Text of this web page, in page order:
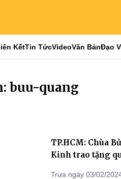
KếtTin TứcVideoVăn BảnĐạo
buu-quang
TP.HCM: Chùa
Kinh trao tặng
Trưa ngày 03/02/